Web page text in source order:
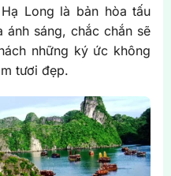
Long là bản hòa tấu
sáng, chắc chắn sẽ
những ký ức không
tươi đẹp.